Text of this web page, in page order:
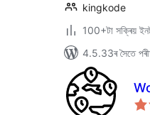
kingkode
100+টা সক্ৰিয়
4.5.33ৰ সৈতে